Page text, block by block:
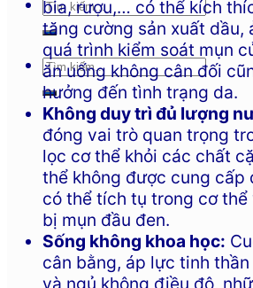
bia, rượu,… có thể kích
tăng cường sản xuất dầu,
quá trình kiểm soát mụn
ăn uống không cân đối
hưởng đến tình trạng da.
Không duy trì đủ lượng
đóng vai trò quan trọng
lọc cơ thể khỏi các chất
thể không được cung cấp
có thể tích tụ trong cơ thể
bị mụn đầu đen.
Sống không khoa học:
cân bằng, áp lực tinh
và ngủ không điều độ,